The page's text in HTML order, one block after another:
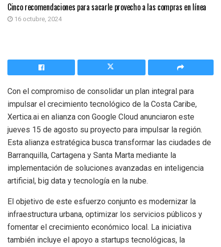
Cinco recomendaciones para sacarle provecho a las compras en línea
16 octubre, 2024
Con el compromiso de consolidar un plan integral para
impulsar el crecimiento tecnológico de la Costa Caribe,
Xertica.ai en alianza con Google Cloud anunciaron este
jueves 15 de agosto su proyecto para impulsar la región.
Esta alianza estratégica busca transformar las ciudades de
Barranquilla, Cartagena y Santa Marta mediante la
implementación de soluciones avanzadas en inteligencia
artificial, big data y tecnología en la nube.
El objetivo de este esfuerzo conjunto es modernizar la
infraestructura urbana, optimizar los servicios públicos y
fomentar el crecimiento económico local. La iniciativa
también incluye el apoyo a startups tecnológicas, la